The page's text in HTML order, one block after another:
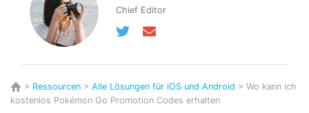
Chief Editor
> Ressourcen > Alle Lösungen für iOS und Android > Wo kann ich
kostenlos Pokémon Go Promotion Codes erhalten